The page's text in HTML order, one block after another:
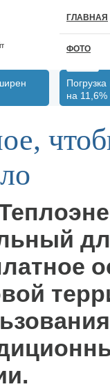
ГЛАВНАЯ
ФОТО
на 11,6%